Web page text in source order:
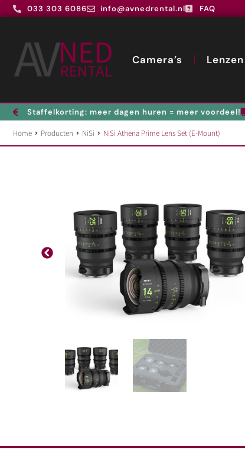
033 303 6086 info@avnedrental.nl FAQ
Camera’s Lenzen
Staffelkorting: meer dagen huren = meer voordeel!
Home Producten NiSi NiSi Athena Prime Lens Set (E-Mount)